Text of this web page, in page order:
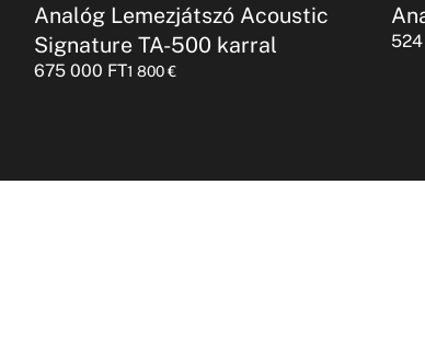
Analóg Lemezjátszó Acoustic
Signature TA-500 karral
675 000 FT1 800€